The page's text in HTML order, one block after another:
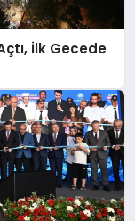
İlk Gecede